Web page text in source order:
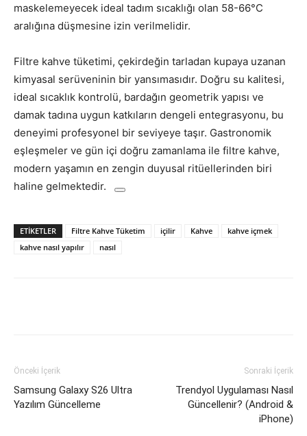
maskelemeyecek ideal tadım sıcaklığı olan 58-66°C
aralığına düşmesine izin verilmelidir.
Filtre kahve tüketimi, çekirdeğin tarladan kupaya uzanan
kimyasal serüveninin bir yansımasıdır. Doğru su kalitesi,
ideal sıcaklık kontrolü, bardağın geometrik yapısı ve
damak tadına uygun katkıların dengeli entegrasyonu, bu
deneyimi profesyonel bir seviyeye taşır. Gastronomik
eşleşmeler ve gün içi doğru zamanlama ile filtre kahve,
modern yaşamın en zengin duyusal ritüellerinden biri
haline gelmektedir.
ETIKETLER Filtre Kahve Tüketim içilir Kahve
kahve içmek
kahve nasıl yapılır
nasıl
Önceki İçerik
Samsung Galaxy S26 Ultra
Yazılım Güncelleme
Sonraki İçerik
Trendyol Uygulaması Nasıl
Güncellenir? (Android &
iPhone)